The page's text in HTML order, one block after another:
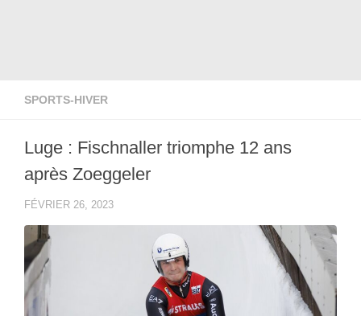
SPORTS-HIVER
Luge : Fischnaller triomphe 12 ans
après Zoeggeler
FÉVRIER 26, 2023